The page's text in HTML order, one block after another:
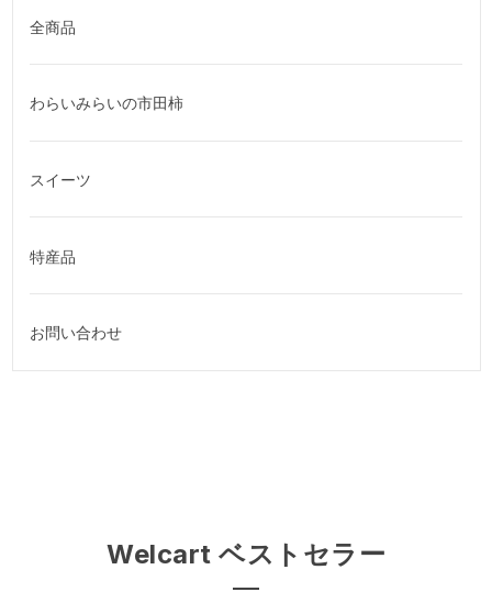
全商品
わらいみらいの市田柿
スイーツ
特産品
お問い合わせ
Welcart ベストセラー